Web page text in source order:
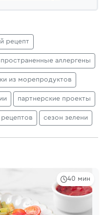
рецепт
аллергены
из морепродуктов
партнерские проекты
сезон зелени
40 мин